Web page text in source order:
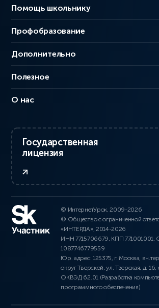
Помощь школьнику
Профобразование
Дополнительно
Полезное
О нас
Государственная
лицензия
© ИнтернетУрок, 2009-2026
© Общество с ограниченной
«ИНТЕРДА», 2014-2026
ИНН 7715706679, КПП 771001001,
1087746779559
Юр. адрес: 125375, г. Москва,
округ Тверской, ул. Тверская, д. 16,
ОКВЭД 62.01 (Разработка
программного обеспечения)